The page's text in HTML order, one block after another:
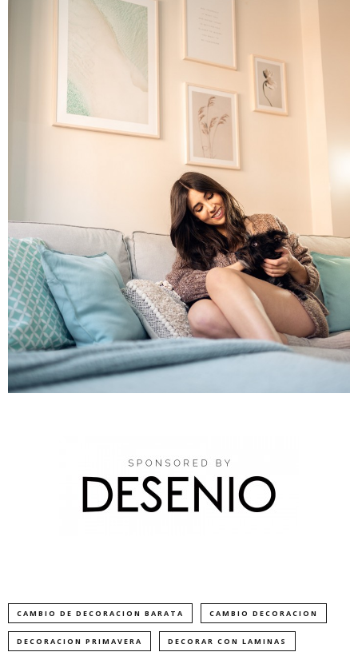
CAMBIO DE DECORACION BARATA CAMBIO DECORACION
DECORACION PRIMAVERA DECORAR CON LAMINAS